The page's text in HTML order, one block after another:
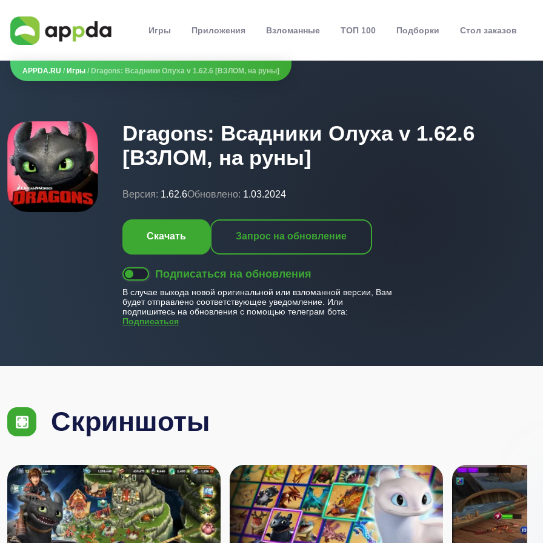
Игры Приложения Взломанные ТОП 100 Подборки Стол заказов
APPDA.RU / Игры / Dragons: Всадники Олуха v 1.62.6 [ВЗЛОМ, на руны]
Dragons: Всадники Олуха v 1.62.6
[ВЗЛОМ, на руны]
Версия: 1.62.6Обновлено: 1.03.2024
Скачать Запрос на обновление
Подписаться на обновления
В случае выхода новой оригинальной или взломанной версии, Вам
будет отправлено соответствующее уведомление. Или
подпишитесь на обновления с помощью телеграм бота:
Подписаться
Скриншоты